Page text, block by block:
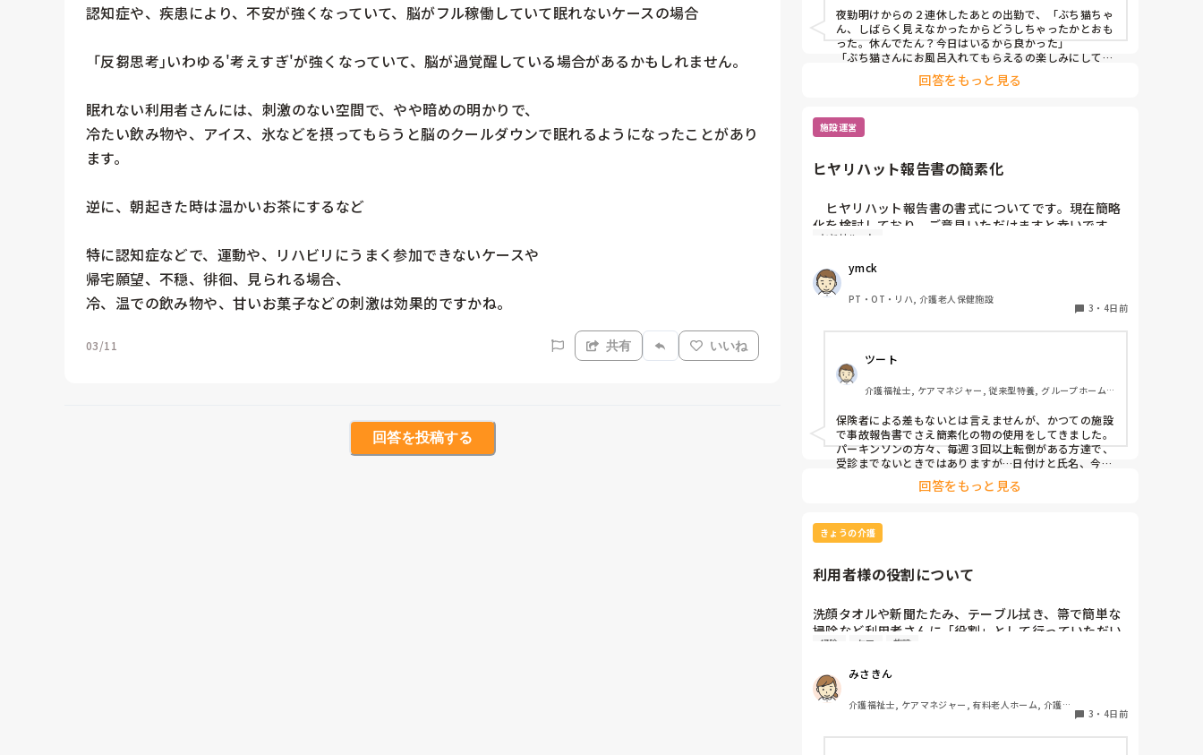
認知症や、疾患により、不安が強くなっていて、脳がフル稼働していて眠れないケースの場合
「反芻思考｣いわゆる'考えすぎ'が強くなっていて、脳が過覚醒している場合があるかもしれません。
眠れない利用者さんには、刺激のない空間で、やや暗めの明かりで、
冷たい飲み物や、アイス、氷などを摂ってもらうと脳のクールダウンで眠れるようになったことがあり
ます。
逆に、朝起きた時は温かいお茶にするなど
特に認知症などで、運動や、リハビリにうまく参加できないケースや
帰宅願望、不穏、徘徊、見られる場合、
03/11 共有 いいね
回答を投稿する
夜勤明けからの２連休したあとの出勤で、「ぶち猫ちゃ
ん、しばらく見えなかったからどうしちゃったかとおも
った。休んでたん？今日はいるから良かった」
「ぶち猫さんにお風呂入れてもらえるの楽しみにして
と私をお気に入り認定してくださる方がいることに嬉し
回答をもっと見る
施設運営
ヒヤリハット報告書の簡素化
ヒヤリハット報告書の書式についてです。現在簡略
化を検討しており、ご意見いただけますと幸いです。
は法規・義務規定はないかと思います。つまるとこ
ろ、用を成せば、いくらでも簡素化できるものと言う
考えなのですが…。
作られており、氏名年齢生年月日等プロフィールとヒ
ヤリ発生場所の詳細、発生前後の経緯・予測される被
害・対応策のフリー記載と非常に煩雑です。
一時、フリー記載だけでも減らそうと、丸をつけて
選択する方式を取ろうとしたのですが、あまり浸透せ
ず…。
そこで、再度報告書の書式変更を検討したく、使い
公開されている書式は使いやすかったよ、とかこのア
プリだとやりやすいよ、とかリンクでもいいのです
が、おすすめがあれば教えていただきたいです。
ヒヤリハット
ymck
PT・OT・リハ, 介護老人保健施設
3 ・ 4日前
ツート
介護福祉士, ケアマネジャー, 従来型特養, グループホーム,
保険者による差もないとは言えませんが、かつての施設
で事故報告書でさえ簡素化の物の使用をしてきました。
パーキンソンの方々、毎週３回以上転倒がある方達で、
受診までないときではありますが…日付けと氏名、今後
の対策のみ記入で、後は○付けのA４の４分の１ほどの
大きさで作成、対応しました。場所や、店頭前の行動
たえの有無、報告先を選択してピンをつけるだけです。
多くの事業所でも見られる運用です。保険者毎のローカ
や様式を独自に簡素化している実態が紹介されていま
リハット位簡素化はできるでしょう、発生項目の幅は広
いですが…
回答をもっと見る
きょうの介護
利用者様の役割について
洗顔タオルや新聞たたみ、テーブル拭き、箒で簡単な
掃除など利用者さんに「役割」として行っていただい
てます。皆さんの施設では他にどんな役割があります
と声をかけられることがあります。今検討しているの
は、食器洗いやスタッフと一緒に行くゴミ出しなどで
掃除 ケア 施設
みさきん
介護福祉士, ケアマネジャー, 有料老人ホーム, 介護老
3 ・ 4日前